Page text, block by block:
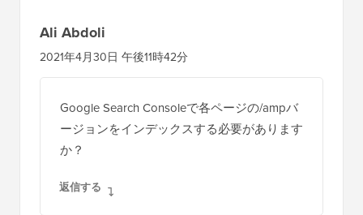
Ali Abdoli
2021年4月30日 午後11時42分
Google Search Consoleで各ページの/ampバ
ージョンをインデックスする必要があります
か？
返信する